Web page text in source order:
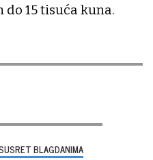
do 15 tisuća kuna.
BLAGDANIMA